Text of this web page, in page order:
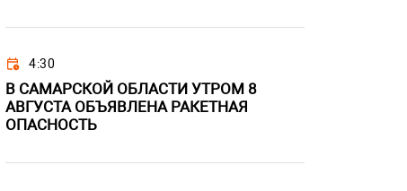
4:30
В САМАРСКОЙ ОБЛАСТИ УТРОМ 8
АВГУСТА ОБЪЯВЛЕНА РАКЕТНАЯ
ОПАСНОСТЬ